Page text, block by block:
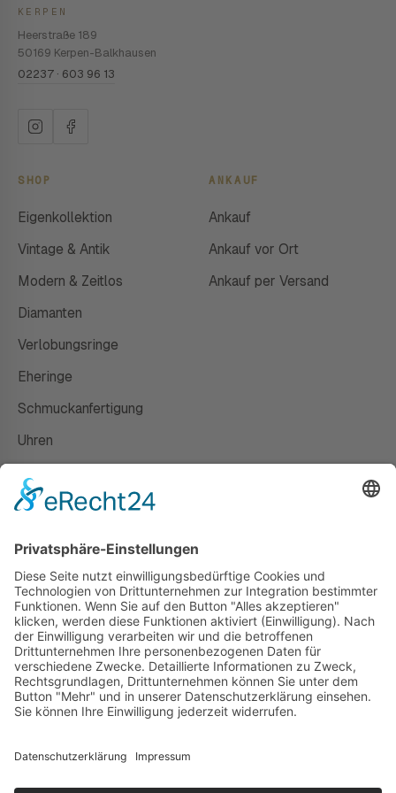
KERPEN
Heerstraße 189
50169 Kerpen-Balkhausen
02237 · 603 96 13
SHOP
Eigenkollektion
Vintage & Antik
Modern & Zeitlos
Diamanten
Verlobungsringe
Eheringe
Schmuckanfertigung
Uhren
ANKAUF
Ankauf
Ankauf vor Ort
Ankauf per Versand
Susanne Steiger
Geschäfte
Newsletter
Kontakt
© 2026 JUWELIER STEIGER